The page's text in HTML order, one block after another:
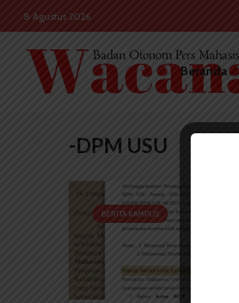
8 Agustus 2026
Beranda
-DPM USU
BERITA KAMPUS